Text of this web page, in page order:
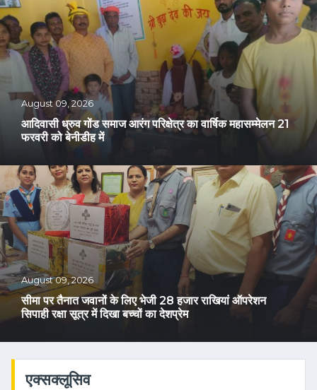
August 09, 2026
आदिवासी ध्रुव गोंड समाज आरंग परिक्षेत्र का वार्षिक महासम्मेलन 21
फरवरी को बेनीडीह में
August 09, 2026
सीमा पर तैनात जवानों के लिए भेजी 28 हजार राखियां ऑपरेशन
सिपाही रक्षा सूत्र में दिखा बच्चों का देशप्रेम
एक्सक्लूसिव